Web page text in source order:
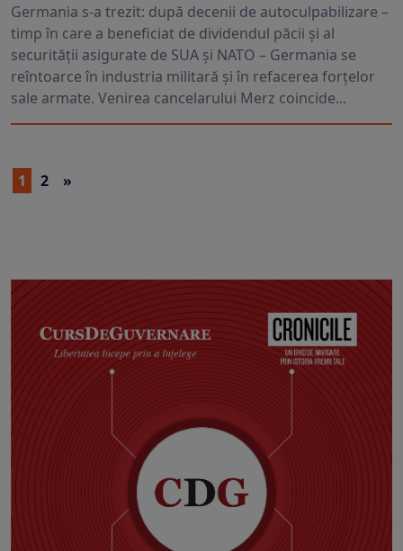
Germania s-a trezit: după decenii de autoculpabilizare –
timp în care a beneficiat de dividendul păcii și al
securității asigurate de SUA și NATO – Germania se
reîntoarce în industria militară și în refacerea forțelor
sale armate. Venirea cancelarului Merz coincide...
1 2 »